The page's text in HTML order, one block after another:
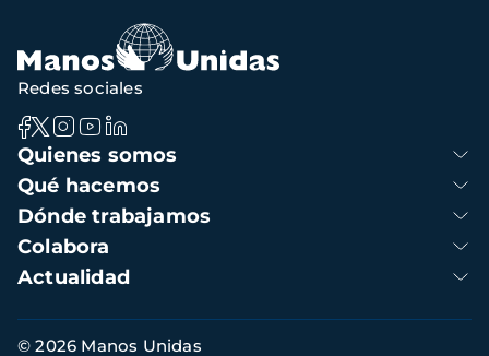
Navegación
principal
Quienes somos
Qué hacemos
Dónde trabajamos
Colabora
Actualidad
Redes sociales
Información
© 2026 Manos Unidas